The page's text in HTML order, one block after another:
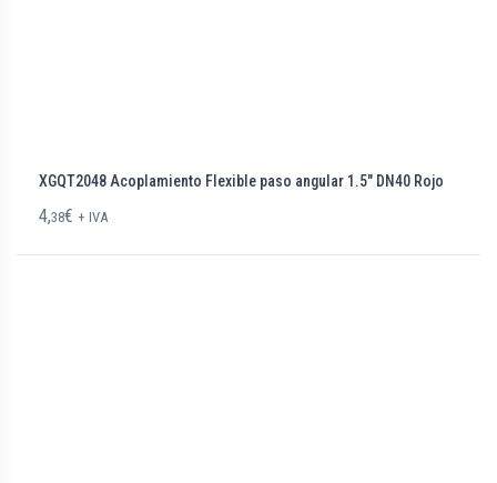
XGQT2048 Acoplamiento Flexible paso angular 1.5″ DN40 Rojo
4,38€ + IVA